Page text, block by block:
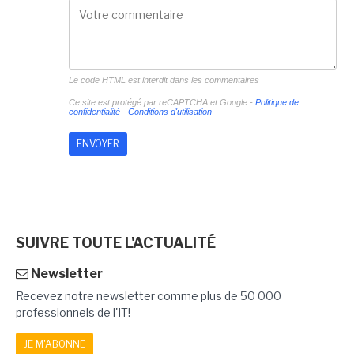
Le code HTML est interdit dans les commentaires
Ce site est protégé par reCAPTCHA et Google - Politique de
confidentialité- Conditions d'utilisation
SUIVRE TOUTE L'ACTUALITÉ
Newsletter
Recevez notre newsletter comme plus de 50 000
professionnels de l'IT!
JE M'ABONNE